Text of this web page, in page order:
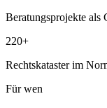
Beratungsprojekte als
220+
Rechtskataster im
Für wen